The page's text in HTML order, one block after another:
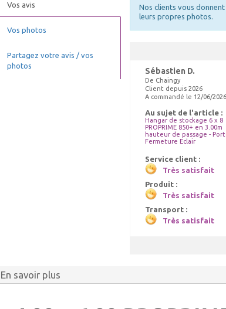
Vos avis
Vos photos
Partagez votre avis / vos
photos
Nos clients vous
leurs propres photos.
Sébastien D.
De Chaingy
Client depuis 2026
A commandé le 12/06/2026
Au sujet de l'article :
Hangar de stockage 6 x 8
PROPRIME 850+ en 3.00m
hauteur de passage -
Fermeture Eclair
Service client :
Très satisfait
Produit :
Très satisfait
Transport :
Très satisfait
En savoir plus